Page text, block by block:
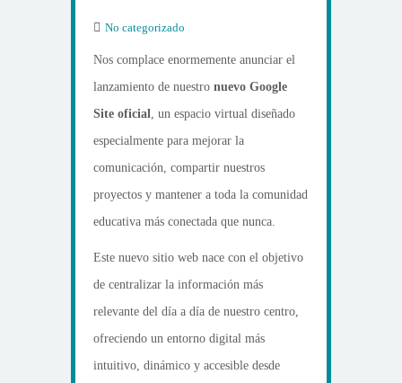
No categorizado
Nos complace enormemente anunciar el
lanzamiento de nuestro nuevo Google
Site oficial, un espacio virtual diseñado
especialmente para mejorar la
comunicación, compartir nuestros
proyectos y mantener a toda la comunidad
educativa más conectada que nunca.
Este nuevo sitio web nace con el objetivo
de centralizar la información más
relevante del día a día de nuestro centro,
ofreciendo un entorno digital más
intuitivo, dinámico y accesible desde